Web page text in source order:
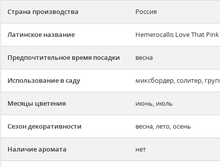
Страна производства Россия
Латинское название Hemerocallis Love That Pink
Предпочтительное время посадки весна
Использование в саду миксбордер, солитер,
Месяцы цветения июнь, июль
Сезон декоративности весна, лето, осень
Наличие аромата нет